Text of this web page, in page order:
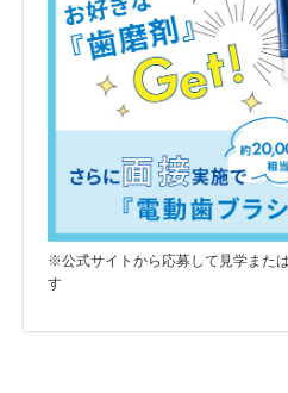
※公式サイトから応募して見学また
す